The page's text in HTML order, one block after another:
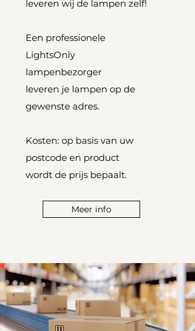
leveren wij de lampen zelf!
Een professionele
LightsOnly
lampenbezorger
leveren je lampen op de
gewenste adres.
Kosten: op basis van uw
postcode en product
wordt de prijs bepaalt.
Meer info